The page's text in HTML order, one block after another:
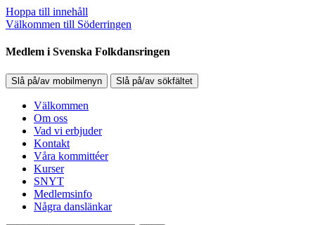
Hoppa till innehåll
Välkommen till Söderringen
Medlem i Svenska Folkdansringen
Slå på/av mobilmenyn Slå på/av sökfältet
Välkommen
Om oss
Vad vi erbjuder
Kontakt
Våra kommittéer
Kurser
SNYT
Medlemsinfo
Några danslänkar